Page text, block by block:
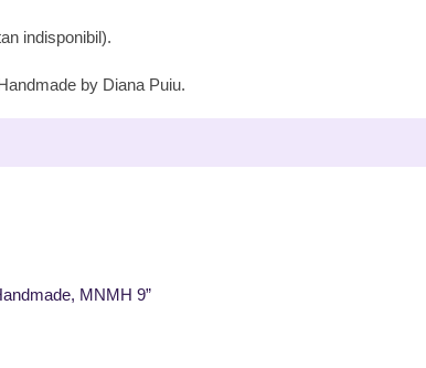
indisponibil).
by Diana Puiu.
MNMH 9”